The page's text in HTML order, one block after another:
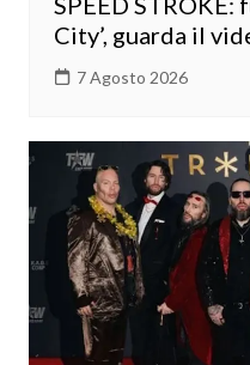
City’, guarda il
7 Agosto 2026